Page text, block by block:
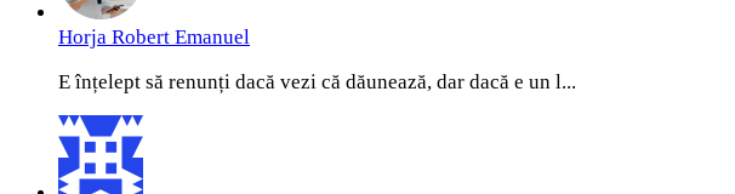
Horja Robert Emanuel
E înțelept să renunți dacă vezi că dăunează, dar dacă e un l...